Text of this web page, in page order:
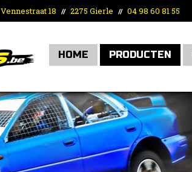
Vennestraat 18 // 2275 Gierle // 04 98 60 81 55
HOME PRODUCTEN